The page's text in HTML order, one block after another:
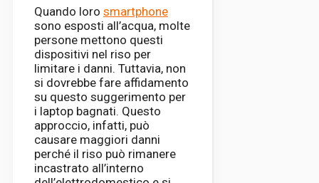
Quando loro smartphone
sono esposti all’acqua, molte
persone mettono questi
dispositivi nel riso per
limitare i danni. Tuttavia, non
si dovrebbe fare affidamento
su questo suggerimento per
i laptop bagnati. Questo
approccio, infatti, può
causare maggiori danni
perché il riso può rimanere
incastrato all’interno